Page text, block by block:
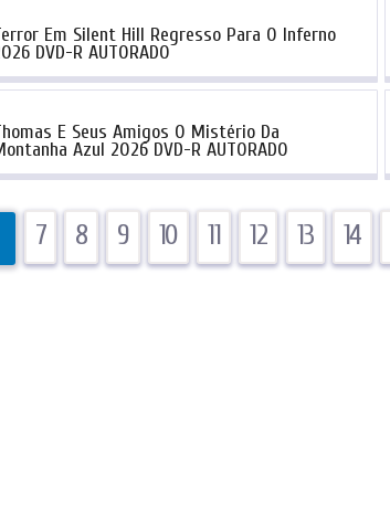
Em Silent Hill Regresso Para O Inferno
DVD-R AUTORADO
E Seus Amigos O Mistério Da
Azul 2026 DVD-R AUTORADO
7 8 9 10 11 12 13 14